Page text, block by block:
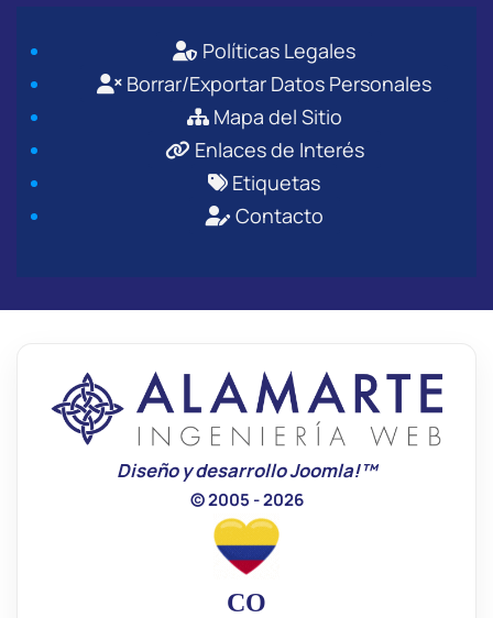
Políticas Legales
Borrar/Exportar Datos Personales
Mapa del Sitio
Enlaces de Interés
Etiquetas
Contacto
Diseño y desarrollo Joomla!™
© 2005 - 2026
CO